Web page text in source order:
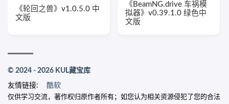
《轮回之兽》v1.0.5.0 中
文版
《BeamNG.drive 车祸模
拟器》v0.39.1.0 绿色中
文版
© 2024 - 2026 KUL藏宝库
友情链接: 酷软
仅供学习交流，著作权归原作者所有；如您认为相关资源侵犯了您的合法